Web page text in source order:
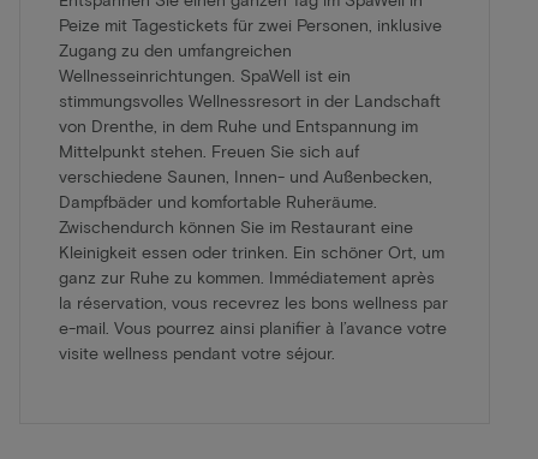
Peize mit Tagestickets für zwei Personen, inklusive
Zugang zu den umfangreichen
Wellnesseinrichtungen. SpaWell ist ein
stimmungsvolles Wellnessresort in der Landschaft
von Drenthe, in dem Ruhe und Entspannung im
Mittelpunkt stehen. Freuen Sie sich auf
verschiedene Saunen, Innen- und Außenbecken,
Dampfbäder und komfortable Ruheräume.
Zwischendurch können Sie im Restaurant eine
Kleinigkeit essen oder trinken. Ein schöner Ort, um
ganz zur Ruhe zu kommen. Immédiatement après
la réservation, vous recevrez les bons wellness par
e-mail. Vous pourrez ainsi planifier à l’avance votre
visite wellness pendant votre séjour.